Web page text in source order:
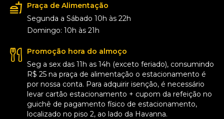
Praça de Alimentação
Segunda a Sábado 10h às 22h
Domingo: 10h às 21h
Promoção hora do almoço
Seg a sex das 11h as 14h (exceto feriado), consumindo
R$ 25 na praça de alimentação o estacionamento é
por nossa conta. Para adquirir isenção, é necessário
levar cartão estacionamento + cupom da refeição no
guichê de pagamento físico de estacionamento,
localizado no piso 2, ao lado da Havanna.